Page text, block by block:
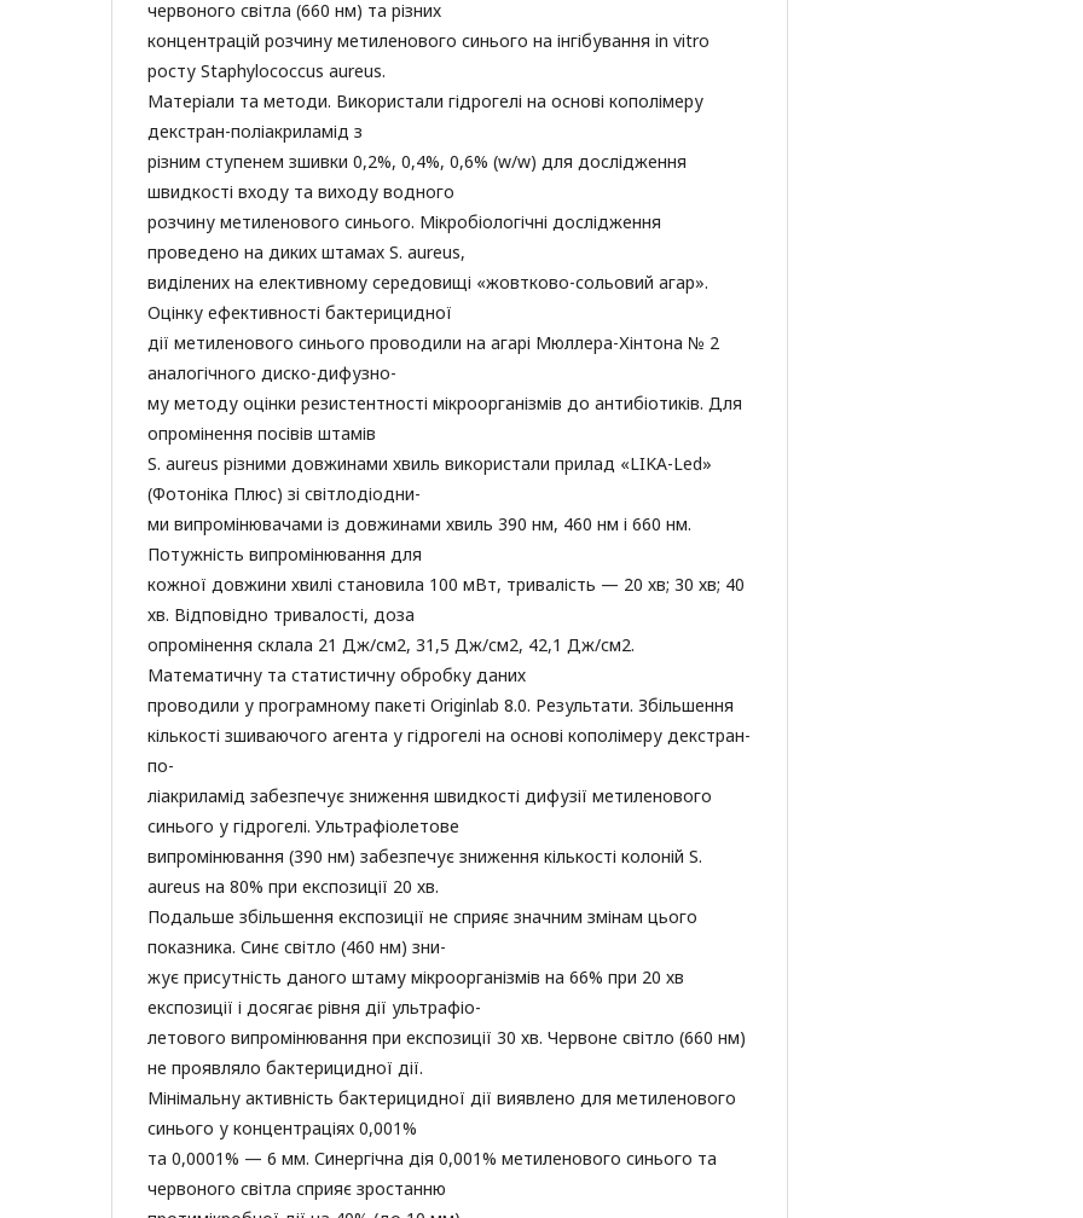
червоного світла (660 нм) та різних
концентрацій розчину метиленового синього на інгібування in vitro
росту Staphylococcus aureus.
Матеріали та методи. Використали гідрогелі на основі кополімеру
декстран-поліакриламід з
різним ступенем зшивки 0,2%, 0,4%, 0,6% (w/w) для дослідження
швидкості входу та виходу водного
розчину метиленового синього. Мікробіологічні дослідження
проведено на диких штамах S. aureus,
виділених на елективному середовищі «жовтково-сольовий агар».
Оцінку ефективності бактерицидної
дії метиленового синього проводили на агарі Мюллера-Хінтона № 2
аналогічного диско-дифузно-
му методу оцінки резистентності мікроорганізмів до антибіотиків. Для
опромінення посівів штамів
S. aureus різними довжинами хвиль використали прилад «LIKA-Led»
(Фотоніка Плюс) зі світлодіодни-
ми випромінювачами із довжинами хвиль 390 нм, 460 нм і 660 нм.
Потужність випромінювання для
кожної довжини хвилі становила 100 мВт, тривалість — 20 хв; 30 хв; 40
хв. Відповідно тривалості, доза
опромінення склала 21 Дж/см2, 31,5 Дж/см2, 42,1 Дж/см2.
Математичну та статистичну обробку даних
проводили у програмному пакеті Originlab 8.0. Результати. Збільшення
кількості зшиваючого агента у гідрогелі на основі кополімеру декстран-
по-
ліакриламід забезпечує зниження швидкості дифузії метиленового
синього у гідрогелі. Ультрафіолетове
випромінювання (390 нм) забезпечує зниження кількості колоній S.
aureus на 80% при експозиції 20 хв.
Подальше збільшення експозиції не сприяє значним змінам цього
показника. Синє світло (460 нм) зни-
жує присутність даного штаму мікроорганізмів на 66% при 20 хв
експозиції і досягає рівня дії ультрафіо-
летового випромінювання при експозиції 30 хв. Червоне світло (660 нм)
не проявляло бактерицидної дії.
Мінімальну активність бактерицидної дії виявлено для метиленового
синього у концентраціях 0,001%
та 0,0001% — 6 мм. Синергічна дія 0,001% метиленового синього та
червоного світла сприяє зростанню